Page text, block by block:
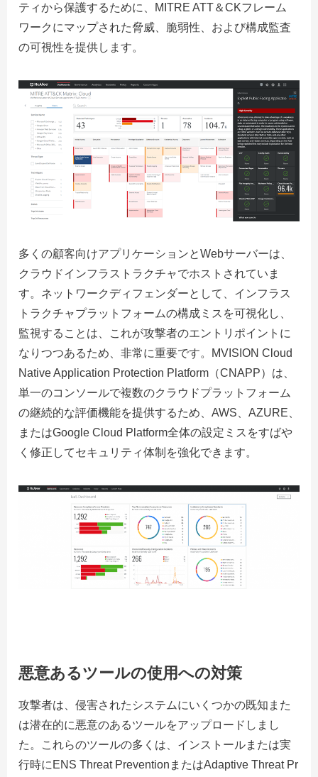
ティから保護するために、MITRE ATT＆CKフレーム
ワークにマップされた脅威、脆弱性、および構成監査
の可視性を提供します。
多くの顧客向けアプリケーションとWebサーバーは、
クラウドインフラストラクチャでホストされていま
す。ネットワークディフェンダーとして、インフラス
トラクチャプラットフォームの構成ミスを可視化し、
監視することは、これが攻撃者のエントリポイントに
なりつつあるため、非常に重要です。MVISION Cloud
Native Application Protection Platform（CNAPP）は、
単一のコンソールで複数のクラウドプラットフォーム
の継続的な評価機能を提供するため、AWS、AZURE、
またはGoogle Cloud Platform全体の設定ミスをすばや
く修正してセキュリティ体制を強化できます。
悪意あるツールの使用への対策
攻撃者は、侵害されたシステムにいくつかの既知また
は潜在的に悪意のあるツールをアップロードしまし
た。これらのツールの多くは、インストールまたは実
行時にENS Threat PreventionまたはAdaptive Threat Pr